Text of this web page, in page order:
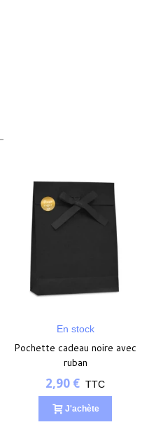
En stock
Pochette cadeau noire avec
ruban
2,90 € TTC
J'achète